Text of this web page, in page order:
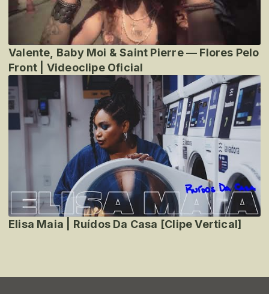
Valente, Baby Moi & Saint Pierre — Flores Pelo
Front | Videoclipe Oficial
Elisa Maia | Ruídos Da Casa [Clipe Vertical]